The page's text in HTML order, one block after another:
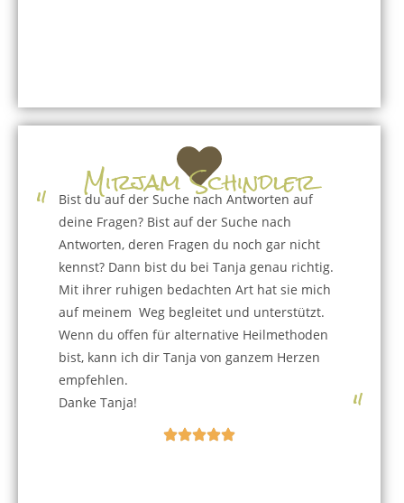
Mirjam Schindler
"
Bist du auf der Suche nach Antworten auf
deine Fragen? Bist auf der Suche nach
Antworten, deren Fragen du noch gar nicht
kennst? Dann bist du bei Tanja genau richtig.
Mit ihrer ruhigen bedachten Art hat sie mich
auf meinem Weg begleitet und unterstützt.
Wenn du offen für alternative Heilmethoden
bist, kann ich dir Tanja von ganzem Herzen
empfehlen.
Danke Tanja!
"